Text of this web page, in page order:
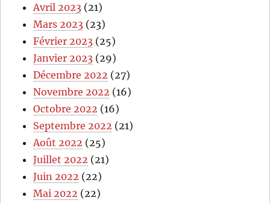
Avril 2023 (21)
Mars 2023 (23)
Février 2023 (25)
Janvier 2023 (29)
Décembre 2022 (27)
Novembre 2022 (16)
Octobre 2022 (16)
Septembre 2022 (21)
Août 2022 (25)
Juillet 2022 (21)
Juin 2022 (22)
Mai 2022 (22)